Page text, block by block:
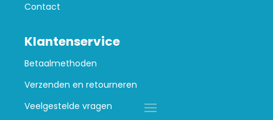
Contact
Klantenservice
Betaalmethoden
Verzenden en retourneren
Veelgestelde vragen